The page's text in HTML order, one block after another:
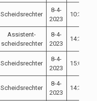
Scheidsrechter
8-4-
2023
10:30
Assistent-
scheidsrechter
8-4-
2023
14:30
Scheidsrechter
8-4-
2023
15:00
Scheidsrechter
8-4-
2023
14:30